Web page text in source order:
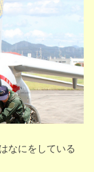
なにをしている